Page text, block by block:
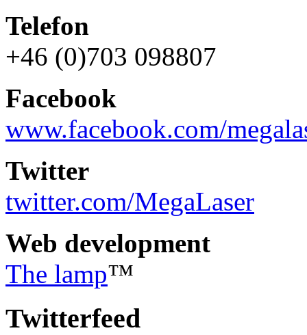
Telefon
+46 (0)703 098807
Facebook
www.facebook.com/
Twitter
twitter.com/MegaLaser
Web development
The lamp™
Twitterfeed